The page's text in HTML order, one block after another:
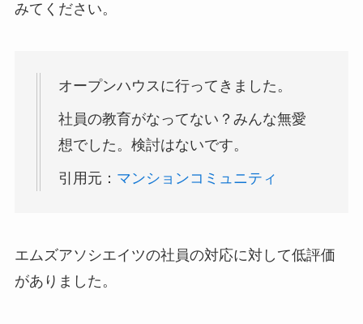
みてください。
オープンハウスに行ってきました。
社員の教育がなってない？みんな無愛
想でした。検討はないです。
引用元： マンションコミュニティ
エムズアソシエイツの社員の対応に対して低評価
がありました。